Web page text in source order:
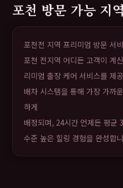
포천 방문 가능 지역
포천전 지역 프리미엄 방문 서
포천 전지역 어디든 고객이 계
리미엄 출장 케어 서비스를 제
배차 시스템을 통해 가장 가까
하게
배정되며, 24시간 언제든 평균
수준 높은 힐링 경험을 완성합